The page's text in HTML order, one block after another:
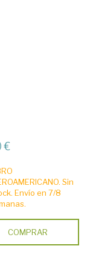
€
Sin
Envío en 7/8
COMPRAR